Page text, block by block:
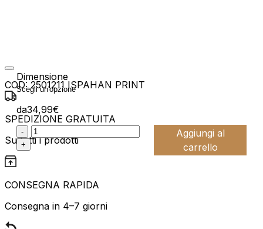
Dimensione
da34,99€
:product_name quantity
-
+
Aggiungi al
carrello
COD: 2501211 ISPAHAN PRINT
SPEDIZIONE GRATUITA
Su tutti i prodotti
CONSEGNA RAPIDA
Consegna in 4–7 giorni